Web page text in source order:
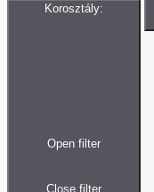
Korosztály:
Open filter
Close filter